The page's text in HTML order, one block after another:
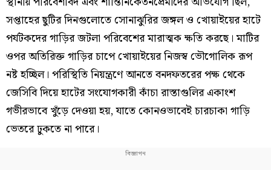
সপ্তাহের ছুটির দিনগুলোতে সোনাঝুরির জঙ্গল ও খোয়াইয়ের হাটে
পর্যটকদের গাড়ির জটলা পরিবেশের মারাত্মক ক্ষতি করছে। মাটির
ওপর অতিরিক্ত গাড়ির চাপে খোয়াইয়ের নিজস্ব ভৌগোলিক রূপ
নষ্ট হচ্ছিল। পরিস্থিতি নিয়ন্ত্রণে আনতে বনদফতরের পক্ষ থেকে
জেসিবি দিয়ে হাটের সংযোগকারী কাঁচা রাস্তাগুলির একাংশ
গভীরভাবে খুঁড়ে দেওয়া হয়, যাতে কোনওভাবেই চারচাকা গাড়ি
ভেতরে ঢুকতে না পারে।